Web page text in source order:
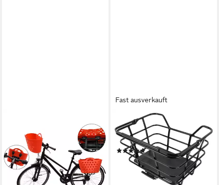
Fast ausverkauft
ATRANVELO
Fahrradkorb, System-Korb
Epic M 23ltr, 40x20x29cm
(2)
ab 46,53 €
lieferbar - in 6-7 Werktagen bei dir